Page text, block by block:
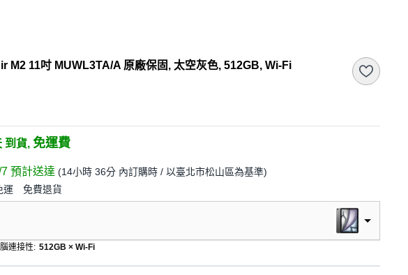
M2 11吋 MUWL3TA/A 原廠保固, 太空灰色, 512GB, Wi-Fi
到貨, 免運費
預計送達 (14小時 36分 內訂購時 / 以臺北市松山區為基準)
運 免費退貨
連接性: 512GB × Wi-Fi